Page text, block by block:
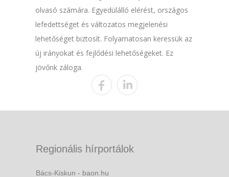
olvasó számára. Egyedülálló elérést, országos
lefedettséget és változatos megjelenési
lehetőséget biztosít. Folyamatosan keressük az
új irányokat és fejlődési lehetőségeket. Ez
jövőnk záloga.
Regionális hírportálok
Bács-Kiskun - baon.hu